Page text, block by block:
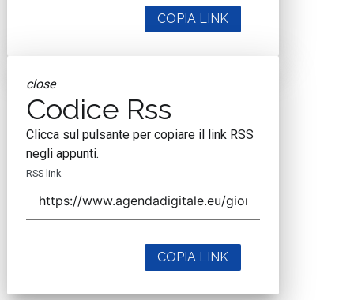
COPIA LINK
close
Codice Rss
Clicca sul pulsante per copiare il link RSS
negli appunti.
RSS link
COPIA LINK